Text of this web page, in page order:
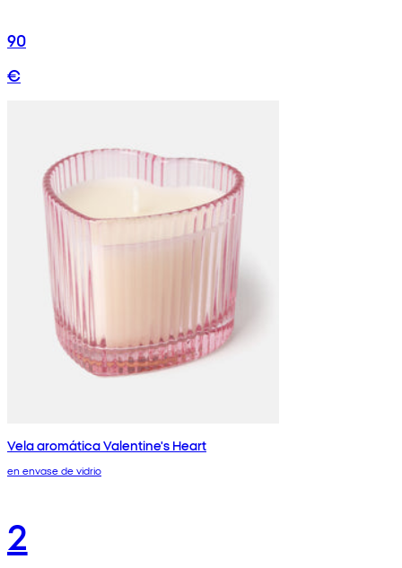
90
€
Vela aromática Valentine's Heart
en envase de vidrio
2